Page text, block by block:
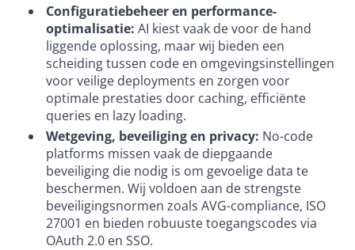
Configuratiebeheer en performance-
optimalisatie: AI kiest vaak de voor de hand
liggende oplossing, maar wij bieden een
scheiding tussen code en omgevingsinstellingen
voor veilige deployments en zorgen voor
optimale prestaties door caching, efficiënte
queries en lazy loading.
Wetgeving, beveiliging en privacy: No-code
platforms missen vaak de diepgaande
beveiliging die nodig is om gevoelige data te
beschermen. Wij voldoen aan de strengste
beveiligingsnormen zoals AVG-compliance, ISO
27001 en bieden robuuste toegangscodes via
OAuth 2.0 en SSO.